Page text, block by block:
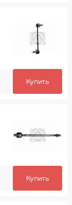
Купить
Купить